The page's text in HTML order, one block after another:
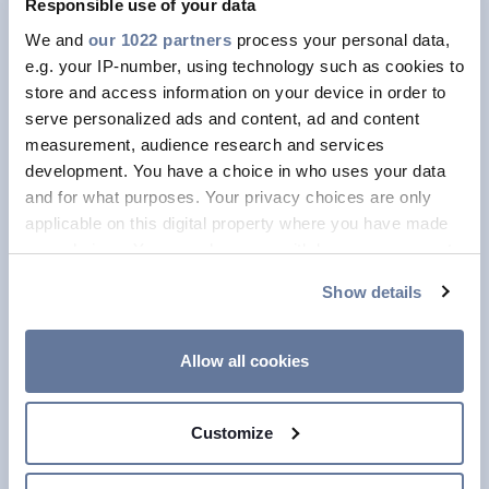
Responsible use of your data
We and our 1022 partners process your personal data,
e.g. your IP-number, using technology such as cookies to
store and access information on your device in order to
serve personalized ads and content, ad and content
measurement, audience research and services
development. You have a choice in who uses your data
and for what purposes. Your privacy choices are only
applicable on this digital property where you have made
your choices. You can change or withdraw your consent
If you allow, we would also like to:
location which can be accurate to within several
Identify your device by actively scanning it for
Show details
Allow all cookies
Customize
PRYSMIAN
Kijelöljük az előre vezető utat.
Földrajzi lábnyomunk és termékpalettánk
kihasználsával, értékes ügyfélkapcsolatainkkal,
különleges munkatársaink segítségével és erős
innováció iránt átlépjük a villamosítás és a
digitalizáció határait.